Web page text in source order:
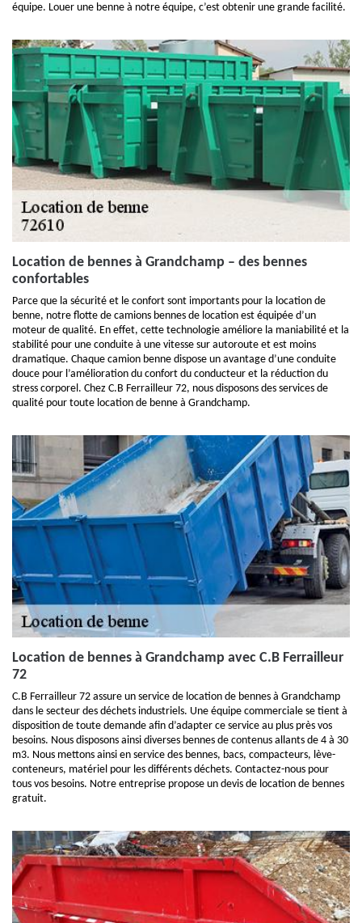
équipe. Louer une benne à notre équipe, c’est obtenir une grande facilité.
Location de bennes à Grandchamp – des bennes
confortables
Parce que la sécurité et le confort sont importants pour la location de
benne, notre flotte de camions bennes de location est équipée d’un
moteur de qualité. En effet, cette technologie améliore la maniabilité et la
stabilité pour une conduite à une vitesse sur autoroute et est moins
dramatique. Chaque camion benne dispose un avantage d’une conduite
douce pour l’amélioration du confort du conducteur et la réduction du
stress corporel. Chez C.B Ferrailleur 72, nous disposons des services de
qualité pour toute location de benne à Grandchamp.
Location de bennes à Grandchamp avec C.B Ferrailleur
72
C.B Ferrailleur 72 assure un service de location de bennes à Grandchamp
dans le secteur des déchets industriels. Une équipe commerciale se tient à
disposition de toute demande afin d’adapter ce service au plus près vos
besoins. Nous disposons ainsi diverses bennes de contenus allants de 4 à 30
m3. Nous mettons ainsi en service des bennes, bacs, compacteurs, lève-
conteneurs, matériel pour les différents déchets. Contactez-nous pour
tous vos besoins. Notre entreprise propose un devis de location de bennes
gratuit.